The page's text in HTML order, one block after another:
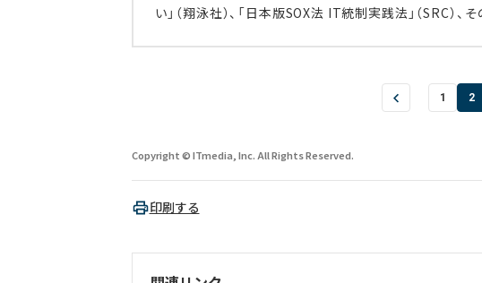
い」（翔泳社）、「日本版SOX法 IT統制実践法」（SRC）
1 2
Copyright © ITmedia, Inc. All Rights Reserved.
印刷する